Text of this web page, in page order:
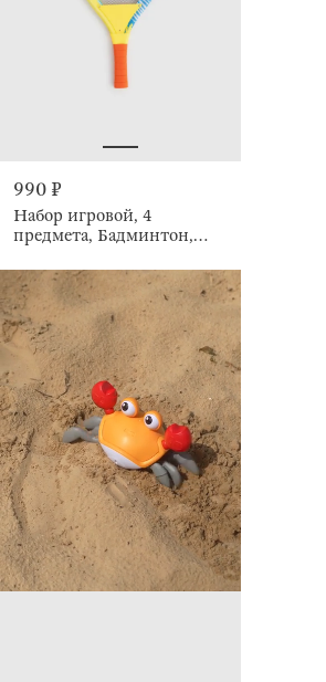
990 ₽
Набор игровой, 4
предмета, Бадминтон,